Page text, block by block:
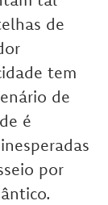
de
tem
de
é
por